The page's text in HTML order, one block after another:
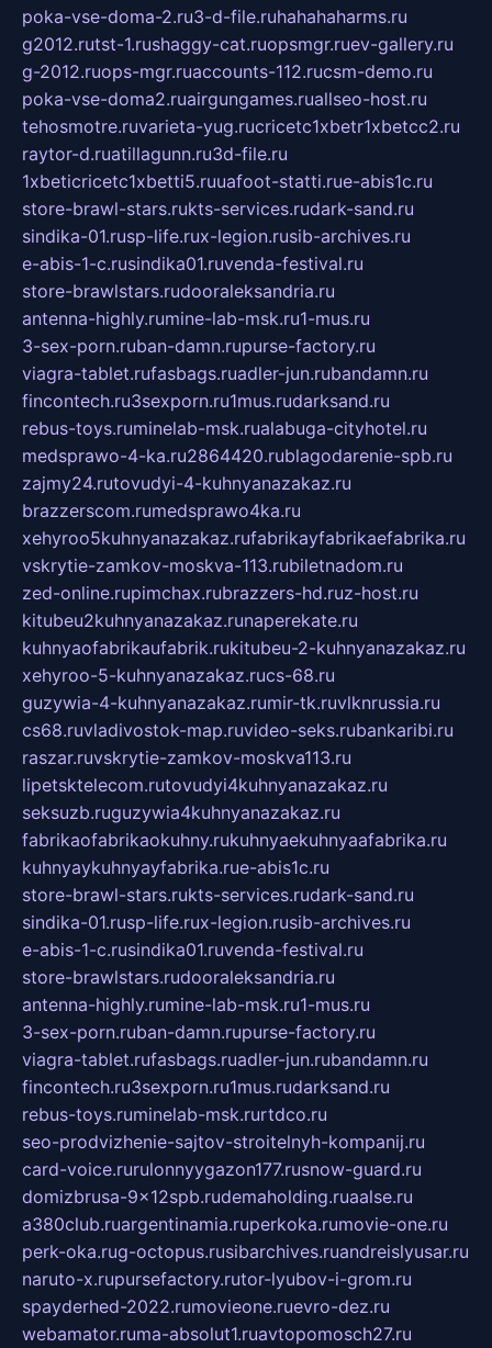
poka-vse-doma-2.ru3-d-file.ruhahahaharms.ru
g2012.rutst-1.rushaggy-cat.ruopsmgr.ruev-gallery.ru
g-2012.ruops-mgr.ruaccounts-112.rucsm-demo.ru
poka-vse-doma2.ruairgungames.ruallseo-host.ru
tehosmotre.ruvarieta-yug.rucricetc1xbetr1xbetcc2.ru
raytor-d.ruatillagunn.ru3d-file.ru
1xbeticricetc1xbetti5.ruuafoot-statti.rue-abis1c.ru
store-brawl-stars.rukts-services.rudark-sand.ru
sindika-01.rusp-life.rux-legion.rusib-archives.ru
e-abis-1-c.rusindika01.ruvenda-festival.ru
store-brawlstars.rudooraleksandria.ru
antenna-highly.rumine-lab-msk.ru1-mus.ru
3-sex-porn.ruban-damn.rupurse-factory.ru
viagra-tablet.rufasbags.ruadler-jun.rubandamn.ru
fincontech.ru3sexporn.ru1mus.rudarksand.ru
rebus-toys.ruminelab-msk.rualabuga-cityhotel.ru
medsprawo-4-ka.ru2864420.rublagodarenie-spb.ru
zajmy24.rutovudyi-4-kuhnyanazakaz.ru
brazzerscom.rumedsprawo4ka.ru
xehyroo5kuhnyanazakaz.rufabrikayfabrikaefabrika.ru
vskrytie-zamkov-moskva-113.rubiletnadom.ru
zed-online.rupimchax.rubrazzers-hd.ruz-host.ru
kitubeu2kuhnyanazakaz.runaperekate.ru
kuhnyaofabrikaufabrik.rukitubeu-2-kuhnyanazakaz.ru
xehyroo-5-kuhnyanazakaz.rucs-68.ru
guzywia-4-kuhnyanazakaz.rumir-tk.ruvlknrussia.ru
cs68.ruvladivostok-map.ruvideo-seks.rubankaribi.ru
raszar.ruvskrytie-zamkov-moskva113.ru
lipetsktelecom.rutovudyi4kuhnyanazakaz.ru
seksuzb.ruguzywia4kuhnyanazakaz.ru
fabrikaofabrikaokuhny.rukuhnyaekuhnyaafabrika.ru
kuhnyaykuhnyayfabrika.rue-abis1c.ru
store-brawl-stars.rukts-services.rudark-sand.ru
sindika-01.rusp-life.rux-legion.rusib-archives.ru
e-abis-1-c.rusindika01.ruvenda-festival.ru
store-brawlstars.rudooraleksandria.ru
antenna-highly.rumine-lab-msk.ru1-mus.ru
3-sex-porn.ruban-damn.rupurse-factory.ru
viagra-tablet.rufasbags.ruadler-jun.rubandamn.ru
fincontech.ru3sexporn.ru1mus.rudarksand.ru
rebus-toys.ruminelab-msk.rurtdco.ru
seo-prodvizhenie-sajtov-stroitelnyh-kompanij.ru
card-voice.rurulonnyygazon177.rusnow-guard.ru
domizbrusa-9x12spb.rudemaholding.ruaalse.ru
a380club.ruargentinamia.ruperkoka.rumovie-one.ru
perk-oka.rug-octopus.rusibarchives.ruandreislyusar.ru
naruto-x.rupursefactory.rutor-lyubov-i-grom.ru
spayderhed-2022.rumovieone.ruevro-dez.ru
webamator.ruma-absolut1.ruavtopomosch27.ru